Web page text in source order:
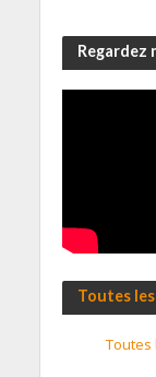
Regardez
Toutes
Toutes